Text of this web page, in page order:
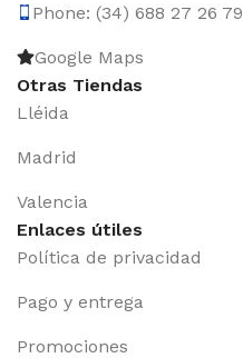
Phone: (34) 688 27 26 79
Google Maps
Otras Tiendas
Lléida
Madrid
Valencia
Enlaces útiles
Política de privacidad
Pago y entrega
Promociones